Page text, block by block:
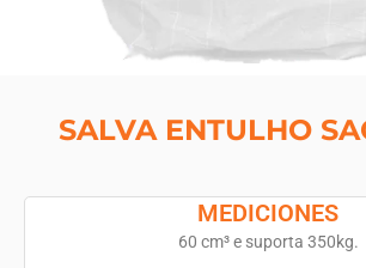
SALVA ENTULHO
MEDICIONES
60 cm³ e suporta 350kg.